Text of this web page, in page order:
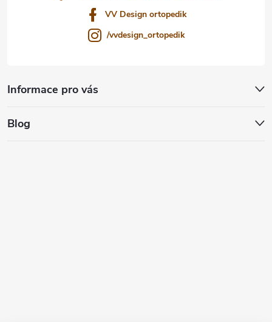
VV Design ortopedik
/vvdesign_ortopedik
Informace pro vás
Blog